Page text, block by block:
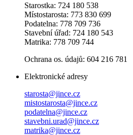
Starostka: 724 180 538
Místostarosta: 773 830 699
Podatelna: 778 709 736
Stavební úřad: 724 180 543
Matrika: 778 709 744
Ochrana os. údajů: 604 216 781
Elektronické adresy
starosta@jince.cz
mistostarosta@jince.cz
podatelna@jince.cz
stavebni.urad@jince.cz
matrika@jince.cz